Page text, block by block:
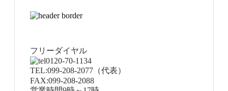
フリーダイヤル
0120-70-1134
TEL:099-208-2077 （代表）
FAX:099-208-2088